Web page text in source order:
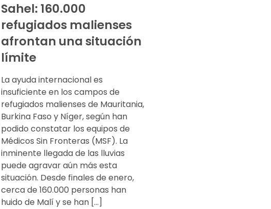
Sahel: 160.000
refugiados malienses
afrontan una situación
límite
La ayuda internacional es
insuficiente en los campos de
refugiados malienses de Mauritania,
Burkina Faso y Níger, según han
podido constatar los equipos de
Médicos Sin Fronteras (MSF). La
inminente llegada de las lluvias
puede agravar aún más esta
situación. Desde finales de enero,
cerca de 160.000 personas han
huido de Malí y se han […]